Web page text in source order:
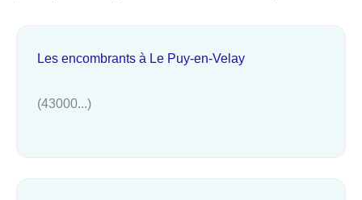
Les encombrants à Le Puy-en-Velay
(43000...)